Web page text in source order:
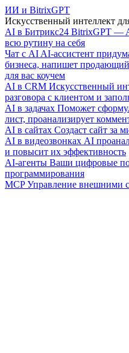
ИИ и BitrixGPT
Искусственный интеллект
AI в Битрикс24 BitrixGPT —
всю рутину на себя
Чат с AI AI-ассистент
бизнеса, напишет
для вас коучем
AI в CRM Искусственный
разговора с клиентом и
AI в задачах Поможет
лист, проанализирует
AI в сайтах Создаст сайт за
AI в видеозвонках AI
и повысит их эффективность
AI-агенты Ваши цифровые
программирования
MCP Управление внешними